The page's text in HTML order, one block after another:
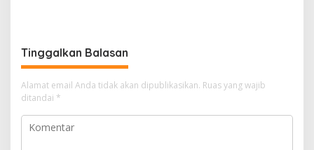
Tinggalkan Balasan
Alamat email Anda tidak akan dipublikasikan. Ruas yang wajib
ditandai *